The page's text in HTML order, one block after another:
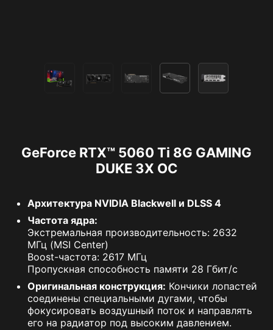
GeForce RTX™ 5060 Ti 8G GAMING
DUKE 3X OC
Архитектура NVIDIA Blackwell и DLSS 4
Частота ядра:
Экстремальная производительность: 2632
МГц (MSI Center)
Boost-частота: 2617 МГц
Пропускная способность памяти 28 Гбит/с
Оригинальная конструкция: Кончики лопастей
соединены специальными дугами, чтобы
фокусировать воздушный поток и направлять
его на радиатор под высоким давлением.